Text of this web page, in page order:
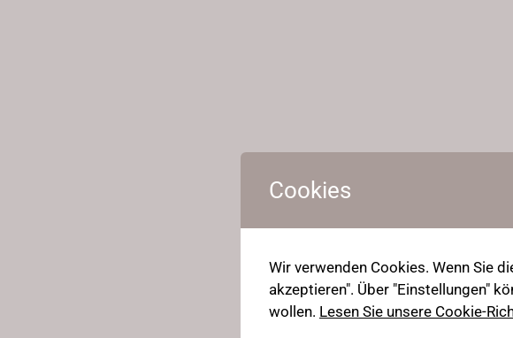
Cookies
Wir verwenden Cookies. Wenn Sie
akzeptieren". Über "Einstellungen"
wollen. Lesen Sie unsere Cookie-